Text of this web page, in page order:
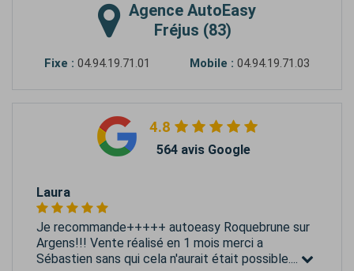
Agence AutoEasy
Fréjus (83)
Fixe : 04.94.19.71.01 Mobile : 04.94.19.71.03
4.8
564 avis Google
Laura
Je recommande+++++ autoeasy Roquebrune sur
Argens!!! Vente réalisé en 1 mois merci a
Sébastien sans qui cela n'aurait était possible....